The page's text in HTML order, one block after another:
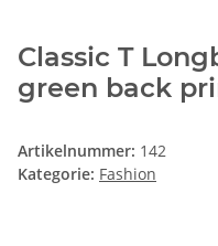
Classic T
green back
Artikelnummer: 142
Kategorie: Fashion